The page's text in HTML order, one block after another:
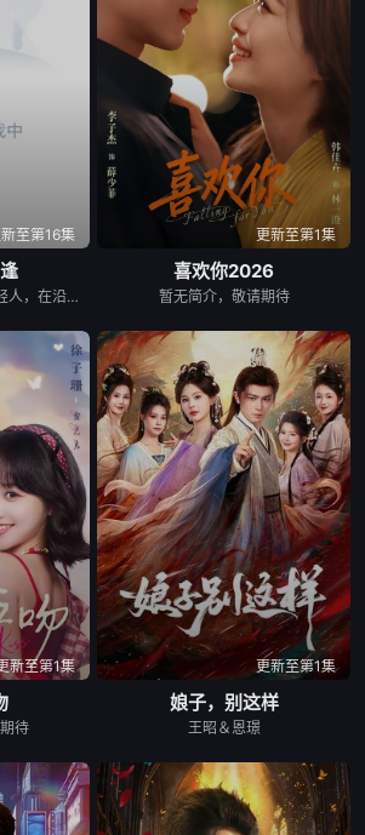
至第16集
一群怀揣各自“失意”的年轻人，在沿海小城南安相遇相知，他们决心各展所长创办旅行社。他们以当地的特色人文与美食为引，用真诚与创意打动游客。尽管在创业路上笑料百出，但他们也渐渐褪去青涩，逐渐打响“成功旅行社”的品牌。从“冤家”互怼到甜蜜携手，“成功小分队”不仅在南安扎根了事业，更收获了惺惺相惜的友情与双向奔赴的爱情。
更新至第1集
喜欢你2026
暂无简介，敬请期待
新至第1集
待
更新至第1集
娘子，别这样
王昭＆恩璟